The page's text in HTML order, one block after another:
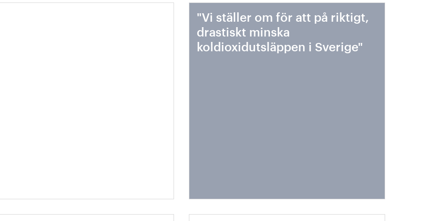
"Vi ställer om för att på riktigt,
drastiskt minska
koldioxidutsläppen i Sverige"